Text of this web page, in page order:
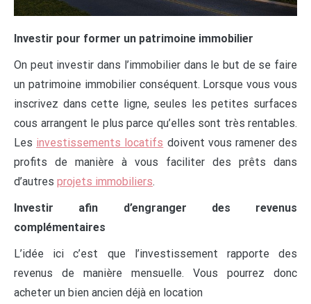
Investir pour former un patrimoine immobilier
On peut investir dans l’immobilier dans le but de se faire
un patrimoine immobilier conséquent. Lorsque vous vous
inscrivez dans cette ligne, seules les petites surfaces
cous arrangent le plus parce qu’elles sont très rentables.
Les investissements locatifs doivent vous ramener des
profits de manière à vous faciliter des prêts dans
d’autres projets immobiliers.
Investir afin d’engranger des revenus
complémentaires
L’idée ici c’est que l’investissement rapporte des
revenus de manière mensuelle. Vous pourrez donc
acheter un bien ancien déjà en location